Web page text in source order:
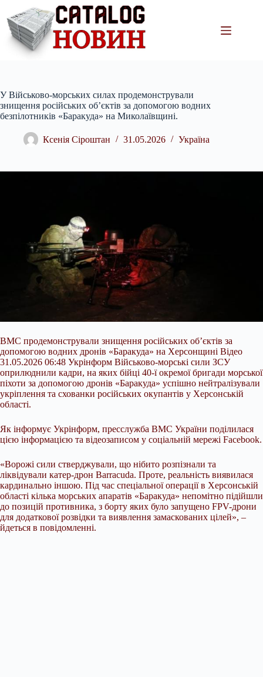
вмісту
У Військово-морських силах продемонстрували
знищення російських об’єктів за допомогою водних
безпілотників «Баракуда» на Миколаївщині.
Ксенія Сіроштан 31.05.2026 Україна
ВМС продемонстрували знищення російських об’єктів за
допомогою водних дронів «Баракуда» на Херсонщині Відео
31.05.2026 06:48 Укрінформ Військово-морські сили ЗСУ
оприлюднили кадри, на яких бійці 40-ї окремої бригади морської
піхоти за допомогою дронів «Баракуда» успішно нейтралізували
укріплення та схованки російських окупантів у Херсонській
області.
Як інформує Укрінформ, пресслужба ВМС України поділилася
цією інформацією та відеозаписом у соціальній мережі Facebook.
«Ворожі сили стверджували, що нібито розпізнали та
ліквідували катер-дрон Barracuda. Проте, реальність виявилася
кардинально іншою. Під час спеціальної операції в Херсонській
області кілька морських апаратів «Баракуда» непомітно підійшли
до позицій противника, з борту яких було запущено FPV-дрони
для додаткової розвідки та виявлення замаскованих цілей», –
йдеться в повідомленні.